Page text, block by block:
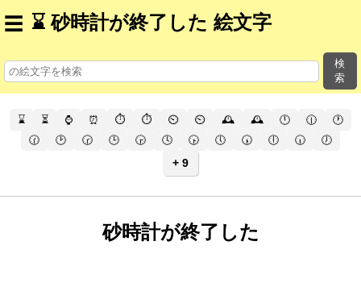
☰ ⌛ 砂時計が終了した 絵文字
検
索
⌛ ⏳ ⌚ ⏰ ⏱️ ⏱ ⏲️ ⏲ 🕰️ 🕰 🕛 🕧
🕐
🕜
🕑 🕝 🕒 🕞 🕓 🕟 🕔 🕠 🕕 🕡 🕖
+ 9
砂時計が終了した